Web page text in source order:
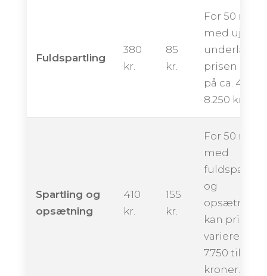
Fuldspartling
380
kr.
85
kr.
For 50 m²
med
underlag
prisen ligge
på ca. 4.250
8.250
Spartling og
opsætning
410
kr.
155
kr.
For 50 m²
med
og
opsætning
kan prisen
variere fra
7.750 til
kroner.